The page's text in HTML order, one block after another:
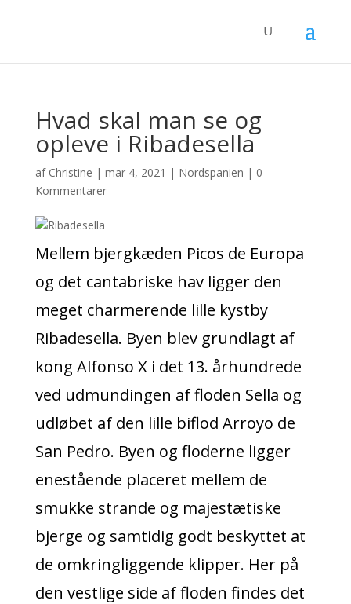
Hvad skal man se og
opleve i Ribadesella
af Christine | mar 4, 2021 | Nordspanien | 0
Kommentarer
Mellem bjergkæden Picos de Europa
og det cantabriske hav ligger den
meget charmerende lille kystby
Ribadesella. Byen blev grundlagt af
kong Alfonso X i det 13. århundrede
ved udmundingen af floden Sella og
udløbet af den lille biflod Arroyo de
San Pedro. Byen og floderne ligger
enestående placeret mellem de
smukke strande og majestætiske
bjerge og samtidig godt beskyttet at
de omkringliggende klipper. Her på
den vestlige side af floden findes det